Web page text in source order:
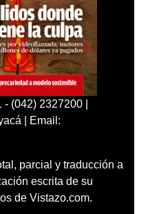
(042) 2327200 |
| Email:
parcial y traducción a
escrita de su
de Vistazo.com.